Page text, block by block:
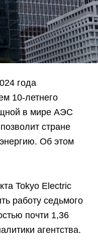
года
10-летнего
в мире АЭС
стране
Об этом
Tokyo Electric
работу седьмого
почти 1,36
агентства.